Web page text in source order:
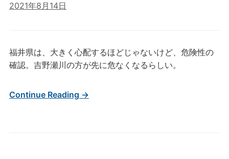
2021年8月14日
福井県は、大きく心配するほどじゃないけど、危険性の
確認。吉野瀬川の方が先に危なくなるらしい。
Continue Reading →